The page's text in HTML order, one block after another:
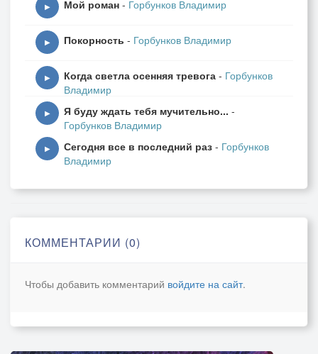
▶ Мой роман - Горбунков Владимир
▶ Покорность - Горбунков Владимир
▶ Когда светла осенняя тревога - Горбунков
Владимир
▶ Я буду ждать тебя мучительно... -
Горбунков Владимир
▶ Сегодня все в последний раз - Горбунков
Владимир
КОММЕНТАРИИ (0)
Чтобы добавить комментарий войдите на сайт.